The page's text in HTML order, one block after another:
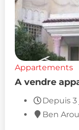
Appartements
A vendre
Depuis
Ben